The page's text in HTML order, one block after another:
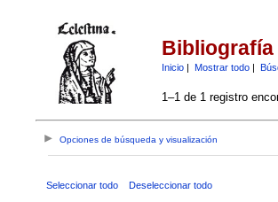
Inicio| Mostrar todo|
1–1 de 1 registro
Opciones de búsqueda y visualización
Seleccionar todo Deseleccionar todo